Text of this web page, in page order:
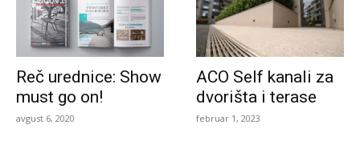
Reč urednice: Show
must go on!
avgust 6, 2020
ACO Self kanali za
dvorišta i terase
februar 1, 2023